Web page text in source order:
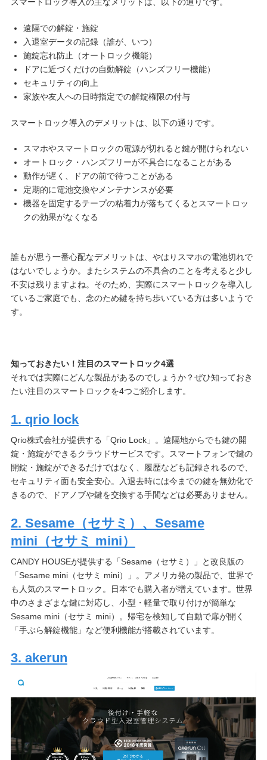
スマートロック導入の主なメリットは、以下の通りです。
遠隔での解錠・施錠
入退室データの記録（誰が、いつ）
施錠忘れ防止（オートロック機能）
ドアに近づくだけの自動解錠（ハンズフリー機能）
セキュリティの向上
家族や友人への日時指定での解錠権限の付与
スマートロック導入のデメリットは、以下の通りです。
スマホやスマートロックの電源が切れると鍵が開けられない
オートロック・ハンズフリーが不具合になることがある
動作が遅く、ドアの前で待つことがある
定期的に電池交換やメンテナンスが必要
機器を固定するテープの粘着力が落ちてくるとスマートロッ
クの効果がなくなる
誰もが思う一番心配なデメリットは、やはりスマホの電池切れで
はないでしょうか。またシステムの不具合のことを考えると少し
不安は残りますよね。そのため、実際にスマートロックを導入し
ているご家庭でも、念のため鍵を持ち歩いている方は多いようで
す。
知っておきたい！注目のスマートロック4選
それでは実際にどんな製品があるのでしょうか？ぜひ知っておき
たい注目のスマートロックを4つご紹介します。
1. qrio lock
Qrio株式会社が提供する「Qrio Lock」。遠隔地からでも鍵の開
錠・施錠ができるクラウドサービスです。スマートフォンで鍵の
開錠・施錠ができるだけではなく、履歴なども記録されるので、
セキュリティ面も安全安心。入退去時には今までの鍵を無効化で
きるので、ドアノブや鍵を交換する手間などは必要ありません。
2. Sesame（セサミ）、Sesame
mini（セサミ mini）
CANDY HOUSEが提供する「Sesame（セサミ）」と改良版の
「Sesame mini（セサミ mini）」。アメリカ発の製品で、世界で
も人気のスマートロック。日本でも購入者が増えています。世界
中のさまざまな鍵に対応し、小型・軽量で取り付けが簡単な
Sesame mini（セサミ mini）。帰宅を検知して自動で扉が開く
「手ぶら解錠機能」など便利機能が搭載されています。
3. akerun